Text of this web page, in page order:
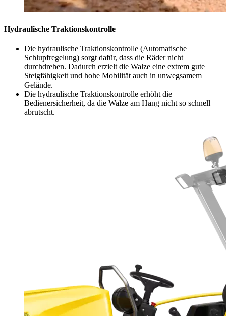
Hydraulische Traktionskontrolle
Die hydraulische Traktionskontrolle (Automatische
Schlupfregelung) sorgt dafür, dass die Räder nicht
durchdrehen. Dadurch erzielt die Walze eine extrem gute
Steigfähigkeit und hohe Mobilität auch in unwegsamem
Gelände.
Die hydraulische Traktionskontrolle erhöht die
Bedienersicherheit, da die Walze am Hang nicht so schnell
abrutscht.